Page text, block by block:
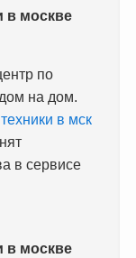
в москве
по
на дом.
в мск
в сервисе
в москве